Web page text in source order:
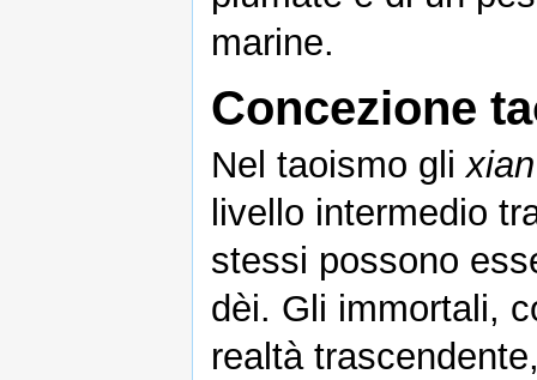
marine.
Concezione
Nel taoismo glixian
livello intermedio
stessi possono
dèi. Gli immortali,
realtà